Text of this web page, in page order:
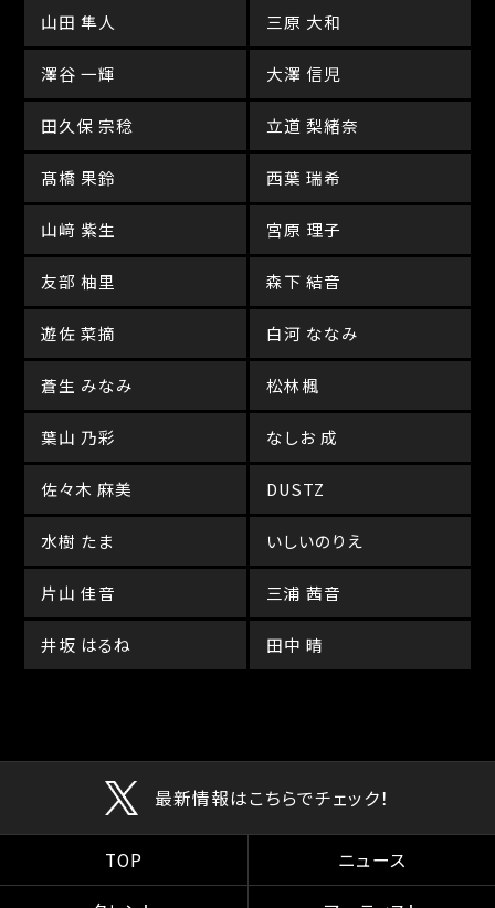
山田 隼人 三原 大和
澤谷 一輝 大澤 信児
田久保 宗稔 立道 梨緒奈
髙橋 果鈴 西葉 瑞希
山﨑 紫生 宮原 理子
友部 柚里 森下 結音
遊佐 菜摘 白河 ななみ
蒼生 みなみ 松林楓
葉山 乃彩 なしお 成
佐々木 麻美 DUSTZ
水樹 たま いしいのりえ
片山 佳音 三浦 茜音
井坂 はるね 田中 晴
最新情報はこちらでチェック！
TOP
ニュース